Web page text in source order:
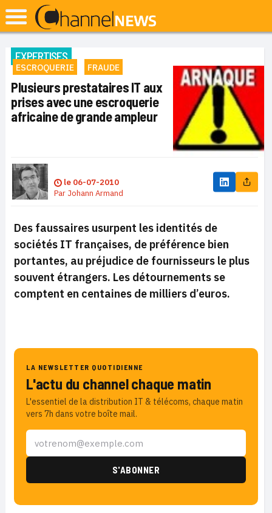
EXPERTISES
ESCROQUERIE FRAUDE
Plusieurs prestataires IT aux
prises avec une escroquerie
africaine de grande ampleur
le 06-07-2010
Par Johann Armand
Des faussaires usurpent les identités de
sociétés IT françaises, de préférence bien
portantes, au préjudice de fournisseurs le plus
souvent étrangers. Les détournements se
comptent en centaines de milliers d’euros.
LA NEWSLETTER QUOTIDIENNE
L'actu du channel chaque matin
L'essentiel de la distribution IT & télécoms, chaque matin
vers 7h dans votre boîte mail.